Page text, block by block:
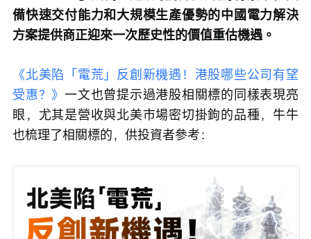
備快速交付能力和大規模生產優勢的中國電力解決
方案提供商正迎來一次歷史性的價值重估機遇。
《北美陷「電荒」反創新機遇！港股哪些公司有望
受惠？》一文也曾提示過港股相關標的同樣表現亮
眼，尤其是營收與北美市場密切掛鉤的品種，牛牛
也梳理了相關標的，供投資者參考：